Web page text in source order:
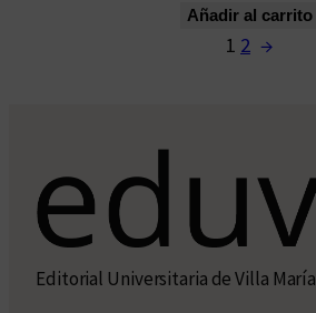
Añadir al carrito
1 2 →
Editorial Universitaria de Villa María